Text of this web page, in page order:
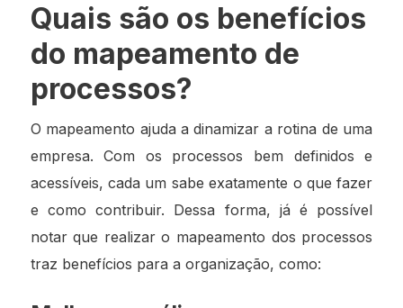
Quais são os benefícios
do mapeamento de
processos?
O mapeamento ajuda a dinamizar a rotina de uma
empresa. Com os processos bem definidos e
acessíveis, cada um sabe exatamente o que fazer
e como contribuir. Dessa forma, já é possível
notar que realizar o mapeamento dos processos
traz benefícios para a organização, como: